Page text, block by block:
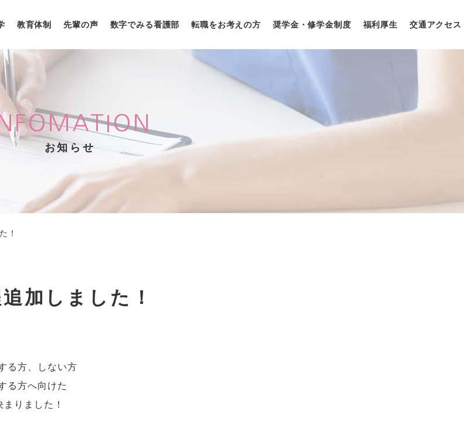
教育体制 先輩の声 数字でみる看護部 転職をお考えの方 奨学金・修学金制度 福利厚生 交通アクセス
お知らせ
！
加しました！
る方、しない方
る方へ向けた
りました！